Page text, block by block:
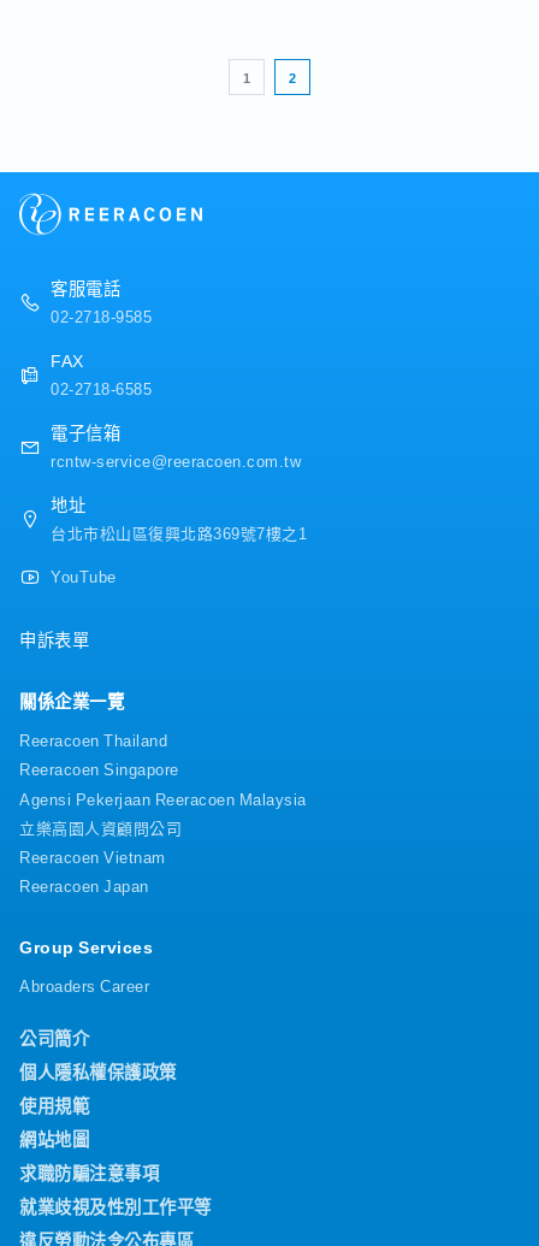
厚產業知識及接觸客多間知名企業・公司內部福利制
度完善且職涯規劃明確，可不斷向上成長
・完整人事考核與年度調薪制度
・年度健康檢查、每季健康諮詢、定期健康講座
1 2
客服電話
02-2718-9585
FAX
02-2718-6585
電子信箱
rcntw-service@reeracoen.com.tw
地址
台北市松山區復興北路369號7樓之1
YouTube
申訴表單
關係企業一覽
Reeracoen Thailand
Reeracoen Singapore
Agensi Pekerjaan Reeracoen Malaysia
立樂高園人資顧問公司
Reeracoen Vietnam
Reeracoen Japan
Group Services
Abroaders Career
公司簡介
個人隱私權保護政策
使用規範
網站地圖
求職防騙注意事項
就業歧視及性別工作平等
違反勞動法令公布專區